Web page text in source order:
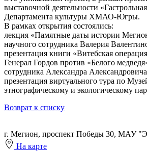
выставочной деятельности
Департамента культуры ХМАО-Югры.
В рамках открытия состоялись:
лекция «Памятные даты истории
научного сотрудника Валерия
презентация книги «Витебская
Генерал Гордов против «Белого
сотрудника Александра
презентация виртуального тура по
этнографическому и экологическому
Возврат к списку
г. Мегион, проспект Победы 30, МАУ
На карте